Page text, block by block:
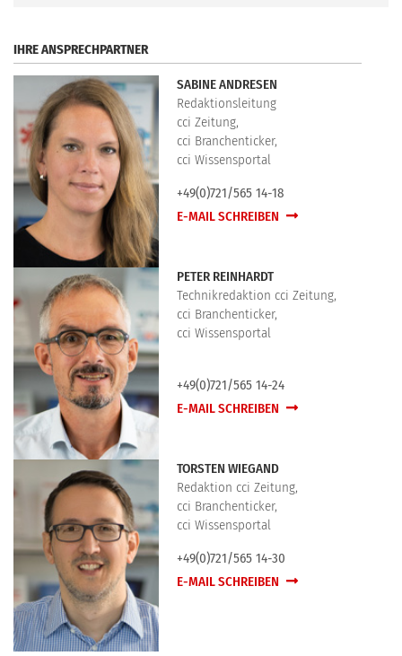
IHRE ANSPRECHPARTNER
SABINE ANDRESEN
Redaktionsleitung
cci Zeitung,
cci Branchenticker,
cci Wissensportal
+49(0)721/565 14-18
E-MAIL SCHREIBEN
PETER REINHARDT
Technikredaktion cci Zeitung,
cci Branchenticker,
cci Wissensportal
+49(0)721/565 14-24
E-MAIL SCHREIBEN
TORSTEN WIEGAND
Redaktion cci Zeitung,
cci Branchenticker,
cci Wissensportal
+49(0)721/565 14-30
E-MAIL SCHREIBEN